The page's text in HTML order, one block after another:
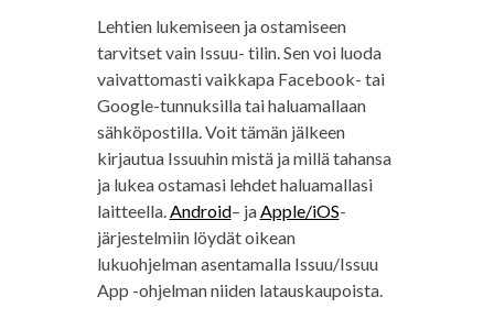
Lehtien lukemiseen ja ostamiseen
tarvitset vain Issuu- tilin. Sen voi luoda
vaivattomasti vaikkapa Facebook- tai
Google-tunnuksilla tai haluamallaan
sähköpostilla. Voit tämän jälkeen
kirjautua Issuuhin mistä ja millä tahansa
ja lukea ostamasi lehdet haluamallasi
laitteella.Android– jaApple/iOS-
järjestelmiin löydät oikean
lukuohjelman asentamalla Issuu/Issuu
App -ohjelman niiden latauskaupoista.